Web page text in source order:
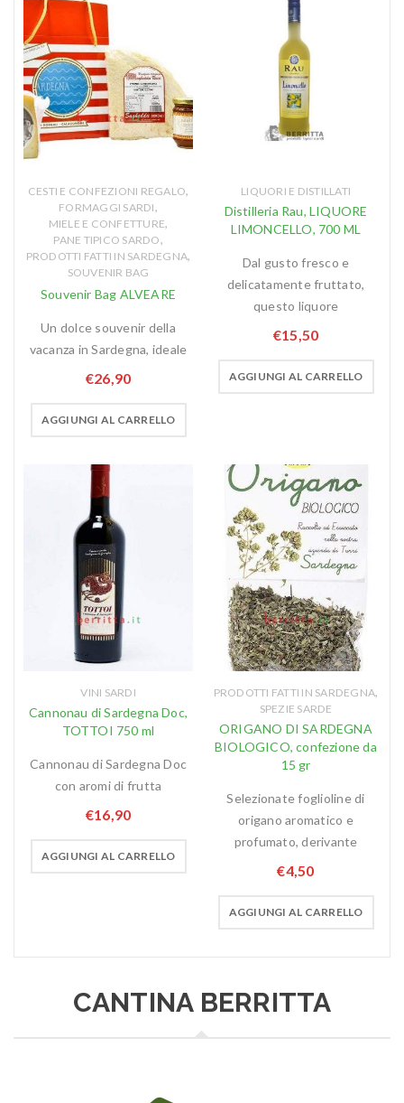
CESTI E CONFEZIONI REGALO,
FORMAGGI SARDI,
MIELE E CONFETTURE,
PANE TIPICO SARDO,
PRODOTTI FATTI IN SARDEGNA,
SOUVENIR BAG
Souvenir Bag ALVEARE
Un dolce souvenir della
vacanza in Sardegna, ideale
€26,90
AGGIUNGI AL CARRELLO
LIQUORI E DISTILLATI
Distilleria Rau, LIQUORE
LIMONCELLO, 700 ML
Dal gusto fresco e
delicatamente fruttato,
questo liquore
€15,50
AGGIUNGI AL CARRELLO
VINI SARDI
Cannonau di Sardegna Doc,
TOTTOI 750 ml
Cannonau di Sardegna Doc
con aromi di frutta
€16,90
AGGIUNGI AL CARRELLO
PRODOTTI FATTI IN SARDEGNA,
SPEZIE SARDE
ORIGANO DI SARDEGNA
BIOLOGICO, confezione da
15 gr
Selezionate foglioline di
origano aromatico e
profumato, derivante
€4,50
AGGIUNGI AL CARRELLO
CANTINA BERRITTA